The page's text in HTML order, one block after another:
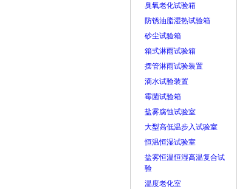
臭氧老化试验箱
防锈油脂湿热试验箱
砂尘试验箱
箱式淋雨试验箱
摆管淋雨试验装置
滴水试验装置
霉菌试验箱
盐雾腐蚀试验室
大型高低温步入试验室
恒温恒湿试验室
盐雾恒温恒湿高温复合试
验
温度老化室